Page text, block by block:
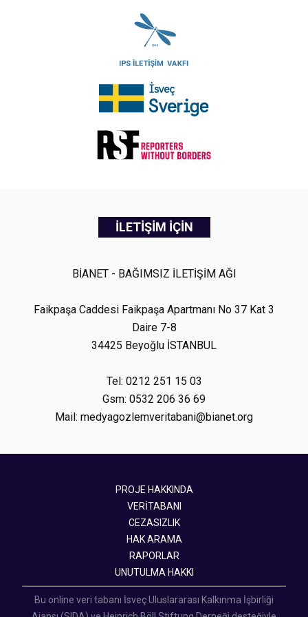
İLETİŞİM İÇİN
BİANET - BAĞIMSIZ İLETİŞİM AĞI
Faikpaşa Caddesi Faikpaşa Apartmanı No 37 Kat 3
Daire 7-8
34425 Beyoğlu İSTANBUL
Tel: 0212 251 15 03
Gsm: 0532 206 36 69
Mail: medyagozlemveritabani@bianet.org
PROJE HAKKINDA
VERİTABANI
CEZASIZLIK
HAK ARAMA
RAPORLAR
UNUTULMA HAKKI
Bu online veri tabanı İsveç Uluslararası Kalkınma İşbirliği